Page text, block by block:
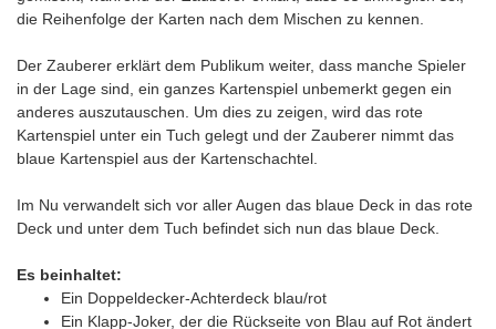
die Reihenfolge der Karten nach dem Mischen zu kennen.
Der Zauberer erklärt dem Publikum weiter, dass manche Spieler
in der Lage sind, ein ganzes Kartenspiel unbemerkt gegen ein
anderes auszutauschen. Um dies zu zeigen, wird das rote
Kartenspiel unter ein Tuch gelegt und der Zauberer nimmt das
blaue Kartenspiel aus der Kartenschachtel.
Im Nu verwandelt sich vor aller Augen das blaue Deck in das rote
Deck und unter dem Tuch befindet sich nun das blaue Deck.
Es beinhaltet:
Ein Doppeldecker-Achterdeck blau/rot
Ein Klapp-Joker, der die Rückseite von Blau auf Rot ändert